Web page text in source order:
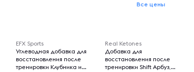
Все цены
EFX Sports
Углеводная добавка для
восстановления после
тренировки Клубника и
Real Ketones
Добавка для
восстановления после
тренировки Shift Арбуз,